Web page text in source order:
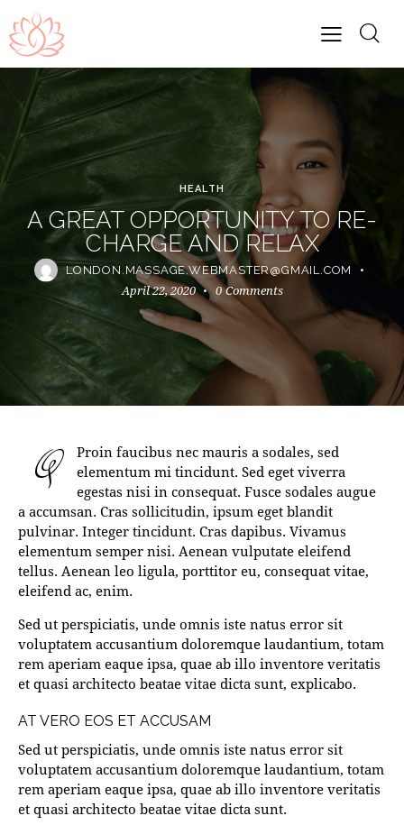
HEALTH
A GREAT OPPORTUNITY TO RE-
CHARGE AND RELAX
LONDON.MASSAGE.WEBMASTER@GMAIL.COM
April 22, 2020 0 Comments
Q
Proin faucibus nec mauris a sodales, sed
elementum mi tincidunt. Sed eget viverra
egestas nisi in consequat. Fusce sodales augue
a accumsan. Cras sollicitudin, ipsum eget blandit
pulvinar. Integer tincidunt. Cras dapibus. Vivamus
elementum semper nisi. Aenean vulputate eleifend
tellus. Aenean leo ligula, porttitor eu, consequat vitae,
eleifend ac, enim.
Sed ut perspiciatis, unde omnis iste natus error sit
voluptatem accusantium doloremque laudantium, totam
rem aperiam eaque ipsa, quae ab illo inventore veritatis
et quasi architecto beatae vitae dicta sunt, explicabo.
AT VERO EOS ET ACCUSAM
Sed ut perspiciatis, unde omnis iste natus error sit
voluptatem accusantium doloremque laudantium, totam
rem aperiam eaque ipsa, quae ab illo inventore veritatis
et quasi architecto beatae vitae dicta sunt.